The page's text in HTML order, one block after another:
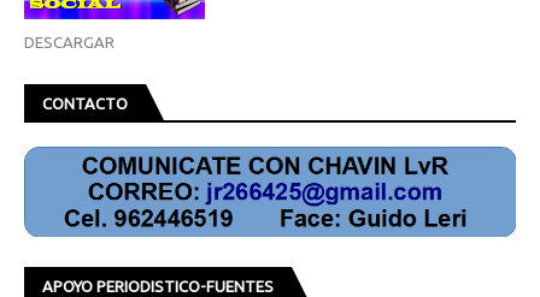
DESCARGAR
CONTACTO
APOYO PERIODISTICO-FUENTES